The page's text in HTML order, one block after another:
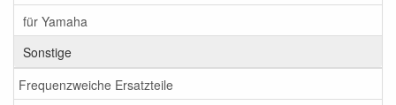
für Yamaha
Sonstige
Frequenzweiche Ersatzteile